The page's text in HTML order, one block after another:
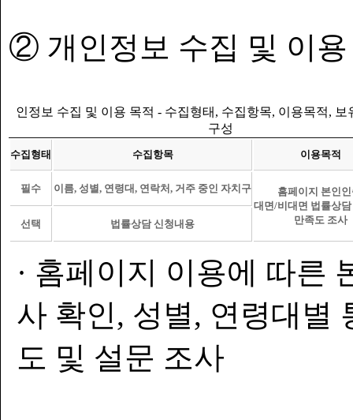
② 개인정보 수집 및 이용
인정보 수집 및 이용 목적 - 수집형태, 수집항목, 이용목적, 보
구성
수집형태 수집항목 이용목적
필수 이름, 성별, 연령대, 연락처, 거주 중인 자치구
홈페이지 본인인
대면/비대면 법률상
만족도 조사
선택 법률상담 신청내용
· 홈페이지 이용에 따른
사 확인, 성별, 연령대별
도 및 설문 조사